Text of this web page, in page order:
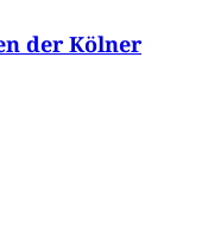
der Kölner